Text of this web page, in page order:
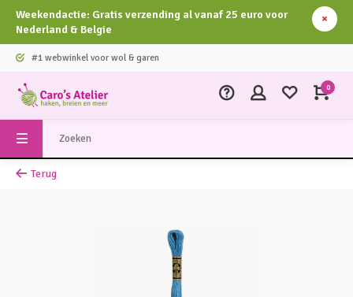
Weekendactie: Gratis verzending al vanaf 25 euro voor
Nederland & Belgie
#1 webwinkel voor wol & garen
0
Terug